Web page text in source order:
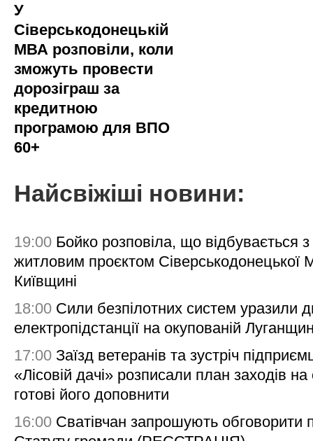
У
Сіверськодонецькій
МВА розповіли, коли
зможуть провести
дорозіграш за
кредитною
програмою для ВПО
60+
Найсвіжіші новини:
19:00 Бойко розповіла, що відбувається з
житловим проєктом Сіверськодонецької
Київщині
18:00 Сили безпілотних систем уразили
електропідстанції на окупованій
17:00 Заїзд ветеранів та зустріч
«Лісовій дачі» розписали план заходів на
готові його доповнити
16:00 Сватівчан запрошують обговорити